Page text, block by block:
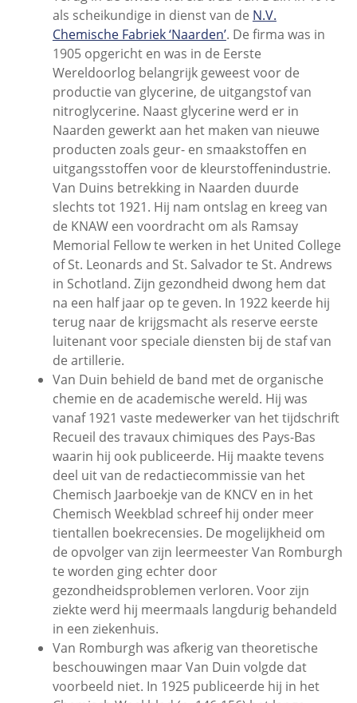
als scheikundige in dienst van de N.V.
Chemische Fabriek ‘Naarden’. De firma was in
1905 opgericht en was in de Eerste
Wereldoorlog belangrijk geweest voor de
productie van glycerine, de uitgangstof van
nitroglycerine. Naast glycerine werd er in
Naarden gewerkt aan het maken van nieuwe
producten zoals geur- en smaakstoffen en
uitgangsstoffen voor de kleurstoffenindustrie.
Van Duins betrekking in Naarden duurde
slechts tot 1921. Hij nam ontslag en kreeg van
de KNAW een voordracht om als Ramsay
Memorial Fellow te werken in het United College
of St. Leonards and St. Salvador te St. Andrews
in Schotland. Zijn gezondheid dwong hem dat
na een half jaar op te geven. In 1922 keerde hij
terug naar de krijgsmacht als reserve eerste
luitenant voor speciale diensten bij de staf van
de artillerie.
Van Duin behield de band met de organische
chemie en de academische wereld. Hij was
vanaf 1921 vaste medewerker van het tijdschrift
Recueil des travaux chimiques des Pays-Bas
waarin hij ook publiceerde. Hij maakte tevens
deel uit van de redactiecommissie van het
Chemisch Jaarboekje van de KNCV en in het
Chemisch Weekblad schreef hij onder meer
tientallen boekrecensies. De mogelijkheid om
de opvolger van zijn leermeester Van Romburgh
te worden ging echter door
gezondheidsproblemen verloren. Voor zijn
ziekte werd hij meermaals langdurig behandeld
in een ziekenhuis.
Van Romburgh was afkerig van theoretische
beschouwingen maar Van Duin volgde dat
voorbeeld niet. In 1925 publiceerde hij in het